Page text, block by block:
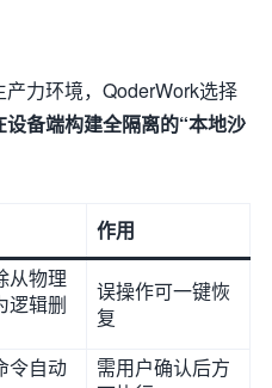
力环境，QoderWork选择
设备端构建全隔离的“本地沙
作用
从物理
逻辑删
误操作可一键恢
复
令自动
需用户确认后方